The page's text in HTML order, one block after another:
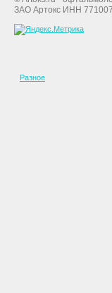
ЗАО Артокс ИНН
Разное